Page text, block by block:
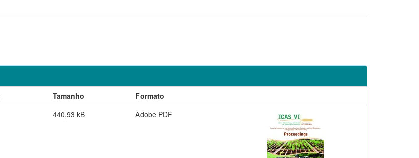
Tamanho
Formato
440,93 kB Adobe PDF